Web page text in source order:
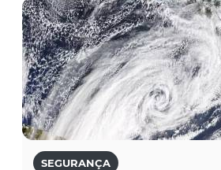
SEGURANÇA